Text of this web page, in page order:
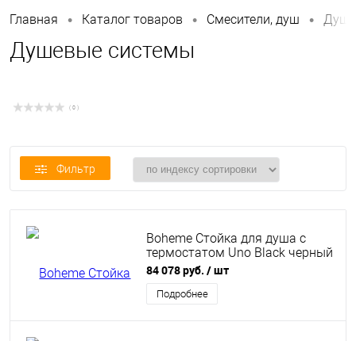
Главная • Каталог товаров • Смесители, душ • Душ
Душевые системы
( 0 )
Фильтр
Boheme Стойка для душа c
термостатом Uno Black черный
матовый 468-T-B
84 078 руб. / шт
Подробнее